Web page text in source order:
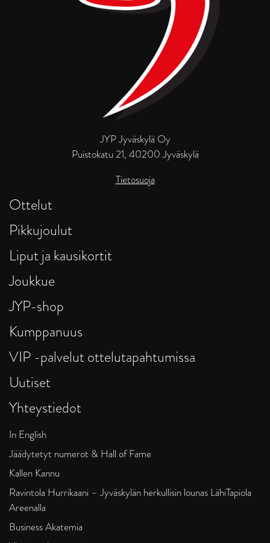
JYP Jyväskylä Oy
Puistokatu 21, 40200 Jyväskylä
Tietosuoja
Ottelut
Pikkujoulut
Liput ja kausikortit
Joukkue
JYP-shop
Kumppanuus
VIP -palvelut ottelutapahtumissa
Uutiset
Yhteystiedot
In English
Jäädytetyt numerot & Hall of Fame
Kallen Kannu
Ravintola Hurrikaani – Jyväskylän herkullisin lounas LähiTapiola
Areenalla
Business Akatemia